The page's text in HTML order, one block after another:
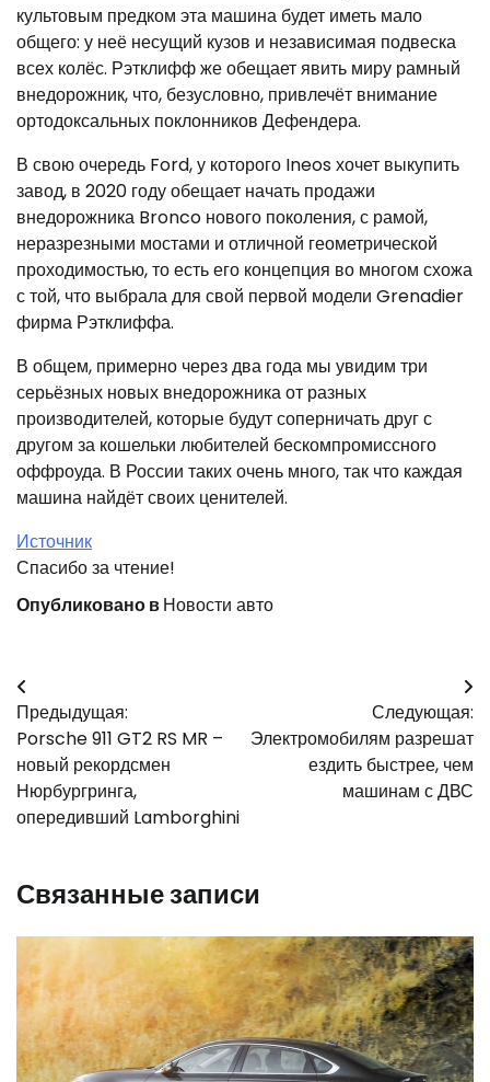
культовым предком эта машина будет иметь мало
общего: у неё несущий кузов и независимая подвеска
всех колёс. Рэтклифф же обещает явить миру рамный
внедорожник, что, безусловно, привлечёт внимание
ортодоксальных поклонников Дефендера.
В свою очередь Ford, у которого Ineos хочет выкупить
завод, в 2020 году обещает начать продажи
внедорожника Bronco нового поколения, с рамой,
неразрезными мостами и отличной геометрической
проходимостью, то есть его концепция во многом схожа
с той, что выбрала для свой первой модели Grenadier
фирма Рэтклиффа.
В общем, примерно через два года мы увидим три
серьёзных новых внедорожника от разных
производителей, которые будут соперничать друг с
другом за кошельки любителей бескомпромиссного
оффроуда. В России таких очень много, так что каждая
машина найдёт своих ценителей.
Источник
Спасибо за чтение!
Опубликовано вНовости авто
Навигация
по
записям
Предыдущая:
Porsche 911 GT2 RS MR –
новый рекордсмен
Нюрбургринга,
опередивший Lamborghini
Следующая:
Электромобилям разрешат
ездить быстрее, чем
машинам с ДВС
Связанные записи